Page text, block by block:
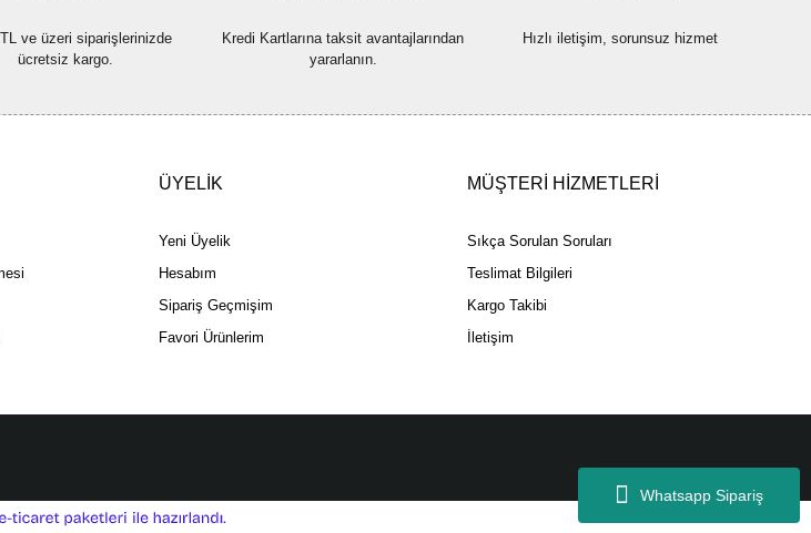
Whatsapp Sipariş
ve üzeri siparişlerinizde
ücretsiz kargo.
Kredi Kartlarına taksit avantajlarından
yararlanın.
Hızlı iletişim, sorunsuz hizmet
ÜYELİK
Yeni Üyelik
Hesabım
Sipariş Geçmişim
Favori Ürünlerim
MÜŞTERİ HİZMETLERİ
Sıkça Sorulan Soruları
Teslimat Bilgileri
Kargo Takibi
İletişim
ideasoft
e-